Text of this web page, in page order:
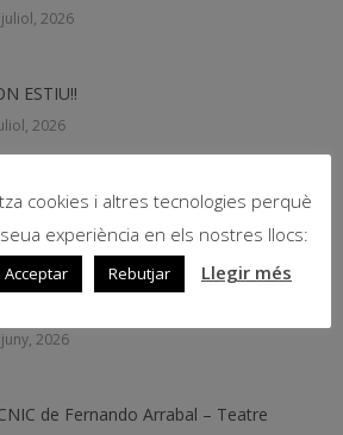
2026
ESTIU!!
2026
Summer School 2026
2026
2026
de Fernando Arrabal – Teatre
cookies i altres tecnologies perquè
experiència en els nostres llocs:
Acceptar Rebutjar Llegir més